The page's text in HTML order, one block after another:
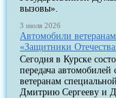
вызовы».
3 июля 2026
Автомобили
«Защитники
Сегодня в Курске
передача
ветеранам
Дмитрию Сергееву и